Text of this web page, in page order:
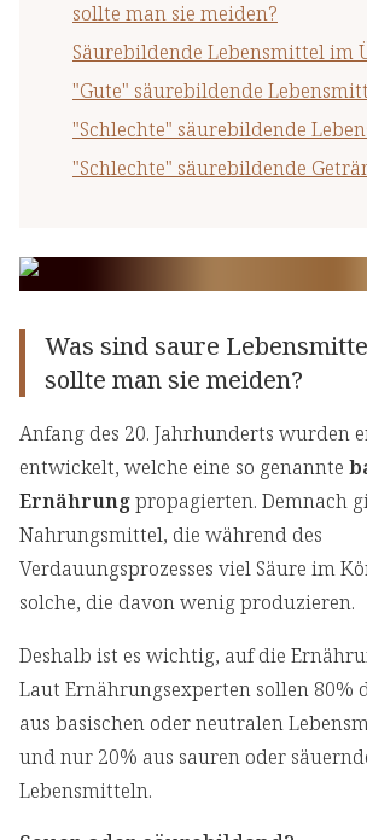
sollte man sie meiden?
Säurebildende Lebensmittel im
"Gute" säurebildende
"Schlechte" säurebildende
"Schlechte" säurebildende
Was sind saure
sollte man sie meiden?
Anfang des 20. Jahrhunderts wurden
entwickelt, welche eine so genannte
Ernährungpropagierten. Demnach
Nahrungsmittel, die während des
Verdauungsprozesses viel Säure im
solche, die davon wenig produzieren.
Deshalb ist es wichtig, auf die
Laut Ernährungsexperten sollen 80%
aus basischen oder neutralen
und nur 20% aus sauren oder
Lebensmitteln.